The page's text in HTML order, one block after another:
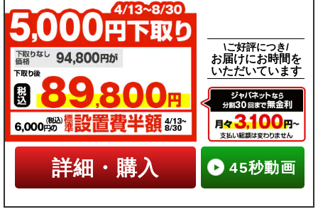
詳細・購入
\ご好評につき/
お届けにお時間を
いただいています
45秒動画